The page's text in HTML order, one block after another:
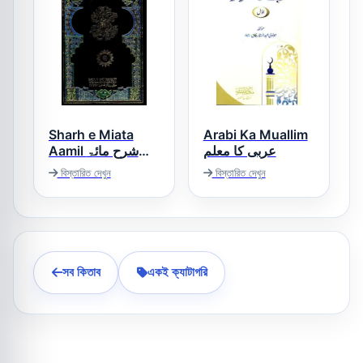
Sharh e Miata
Aamil شرح مائۃ
عامل
বিস্তারিত দেখুন
Arabi Ka Muallim
عربی کا معلم
বিস্তারিত দেখুন
সব কিতাব একই ক্যাটাগরি